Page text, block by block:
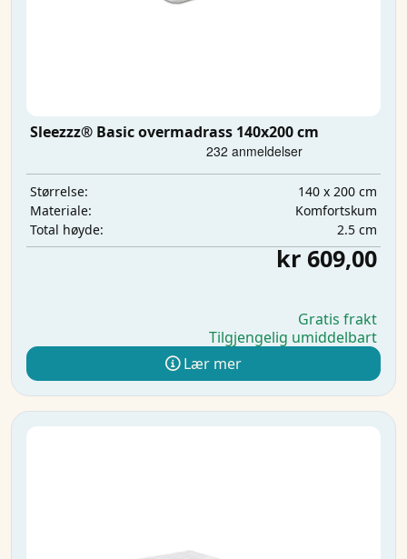
Sleezzz® Basic overmadrass 140x200 cm
Størrelse:
140 x 200 cm
Materiale:
Komfortskum
Total høyde:
2.5 cm
kr 609,00
Gratis frakt
Tilgjengelig umiddelbart
Lær mer